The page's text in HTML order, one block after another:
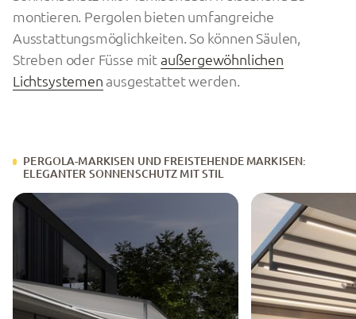
montieren. Pergolen bieten umfangreiche
Ausstattungsmöglichkeiten. So können Säulen,
Streben oder Füsse mit außergewöhnlichen
Lichtsystemen ausgestattet werden.
PERGOLA-MARKISEN UND FREISTEHENDE MARKISEN:
ELEGANTER SONNENSCHUTZ MIT STIL